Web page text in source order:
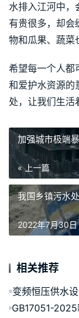
水排入江河中，
有贵很多，却会
物和瓜果、蔬菜
希望每一个人都
和爱护水资源的
处，让我们生活
加强城市极端
« 上一篇
我国乡镇污水
2022年7月30
相关推荐
变频恒压供水